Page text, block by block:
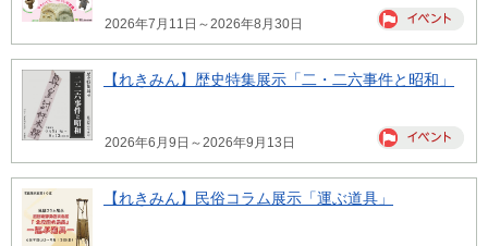
2026年7月11日～2026年8月30日
【れきみん】歴史特集展示「二・二六事件と昭和」
2026年6月9日～2026年9月13日
【れきみん】民俗コラム展示「運ぶ道具」